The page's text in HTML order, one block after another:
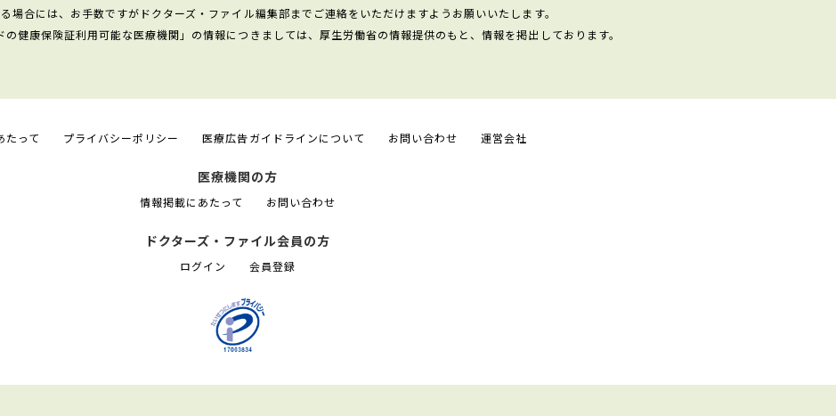
場合には、お手数ですがドクターズ・ファイル編集部までご連絡をいただけますようお願いいたします。
健康保険証利用可能な医療機関」の情報につきましては、厚生労働省の情報提供のもと、情報を掲出しております。
たって プライバシーポリシー 医療広告ガイドラインについて お問い合わせ 運営会社
医療機関の方
情報掲載にあたって お問い合わせ
ドクターズ・ファイル会員の方
ログイン 会員登録